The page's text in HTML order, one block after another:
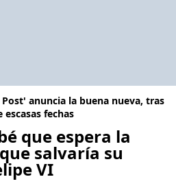
anuncia la buena nueva, tras
fechas
que espera la
salvaría su
VI